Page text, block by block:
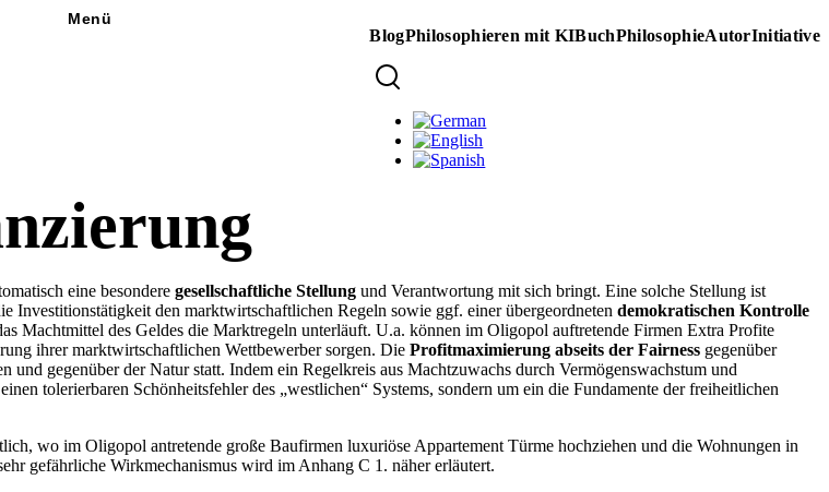
Menü
Main
navigation
BlogPhilosophieren mit KIBuchPhilosophieAutorInitiative
Sprachumschalter
eine besondere gesellschaftliche Stellung und Verantwortung mit sich bringt. Eine solche Stellung ist
Investitionstätigkeit den marktwirtschaftlichen Regeln sowie ggf. einer übergeordneten demokratischen Kontrolle
Machtmittel des Geldes die Marktregeln unterläuft. U.a. können im Oligopol auftretende Firmen Extra Profite
ihrer marktwirtschaftlichen Wettbewerber sorgen. Die Profitmaximierung abseits der Fairness gegenüber
gegenüber der Natur statt. Indem ein Regelkreis aus Machtzuwachs durch Vermögenswachstum und
tolerierbaren Schönheitsfehler des „westlichen“ Systems, sondern um ein die Fundamente der freiheitlichen
wo im Oligopol antretende große Baufirmen luxuriöse Appartement Türme hochziehen und die Wohnungen in
gefährliche Wirkmechanismus wird im Anhang C 1. näher erläutert.